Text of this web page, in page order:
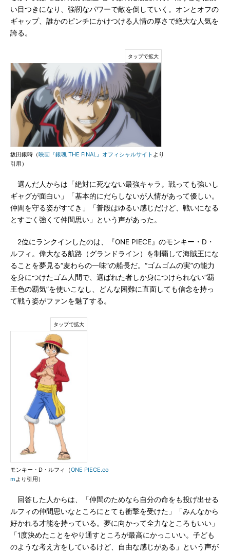
い目つきになり、強靭なパワーで敵を倒していく。オンとオフの
ギャップ、誰かのピンチにかけつける人情の厚さで絶大な人気を
誇る。
坂田銀時（映画『銀魂 THE FINAL』オフィシャルサイト より
引用）
選んだ人からは「絶対に死なない最強キャラ。戦っても強いし
ギャグが面白い」「基本的にだらしないが人情があって優しい。
仲間を守る姿がすてき」「普段はゆるい感じだけど、戦いになる
とすごく強くて仲間思い」という声があった。
2位にランクインしたのは、『ONE PIECE』のモンキー・D・
ルフィ。偉大なる航路（グランドライン）を制覇して海賊王にな
ることを夢見る“麦わらの一味”の船長だ。“ゴムゴムの実”の能力
を身につけたゴム人間で、選ばれた者しか身につけられない“覇
王色の覇気”を使いこなし、どんな困難に直面しても信念を持っ
て戦う姿がファンを魅了する。
モンキー・D・ルフィ（ONE PIECE.co
mより引用）
回答した人からは、「仲間のためなら自分の命をも投げ出せる
ルフィの仲間思いなところにとても衝撃を受けた」「みんなから
好かれる才能を持っている。夢に向かって全力なところもいい」
「1度決めたことをやり通すところが最高にかっこいい。子ども
のような考え方をしているけど、自由な感じがある」という声が